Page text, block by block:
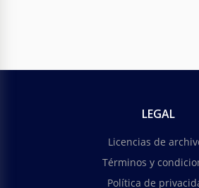
LEGAL
Licencias de
Términos y
Política de